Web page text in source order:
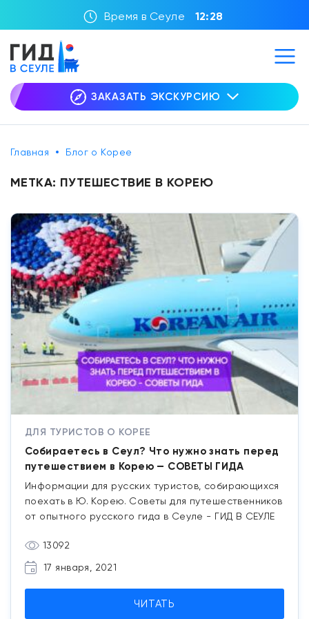
Время в Сеуле 12:28
ЗАКАЗАТЬ ЭКСКУРСИЮ
Главная Блог о Корее
МЕТКА: ПУТЕШЕСТВИЕ В КОРЕЮ
ДЛЯ ТУРИСТОВ О КОРЕЕ
Собираетесь в Сеул? Что нужно знать перед
путешествием в Корею — СОВЕТЫ ГИДА
Информации для русских туристов, собирающихся
поехать в Ю. Корею. Советы для путешественников
от опытного русского гида в Сеуле - ГИД В СЕУЛЕ
13092
17 января, 2021
ЧИТАТЬ